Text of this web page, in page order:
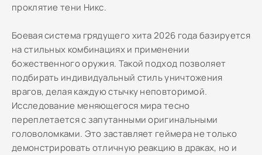
проклятие тени Никс.
Боевая система грядущего хита 2026 года базируется
на стильных комбинациях и применении
божественного оружия. Такой подход позволяет
подбирать индивидуальный стиль уничтожения
врагов, делая каждую стычку неповторимой.
Исследование меняющегося мира тесно
переплетается с запутанными оригинальными
головоломками. Это заставляет геймера не только
демонстрировать отличную реакцию в драках, но и